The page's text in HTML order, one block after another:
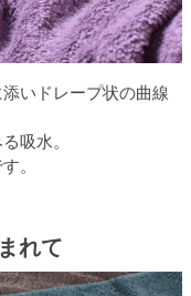
いドレープ状の曲線
吸水。
。
れて